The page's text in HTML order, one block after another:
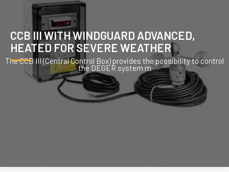
CCB III WITH WINDGUARD ADVANCED,
HEATED FOR SEVERE WEATHER
The CCB III (Central Control Box) provides the possibility to control
the DEGER system m